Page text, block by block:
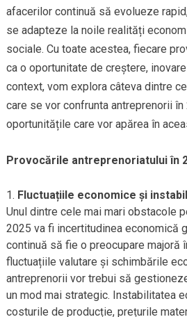
afacerilor continuă să evolueze
se adapteze la noile realități
sociale. Cu toate acestea, fiecare
ca o oportunitate de creștere,
context, vom explora câteva dintre
care se vor confrunta antreprenorii în
oportunitățile care vor apărea în
Provocările antreprenoriatului în
Fluctuațiile economice și
Unul dintre cele mai mari obstacole
2025 va fi incertitudinea economică
continuă să fie o preocupare majoră
fluctuațiile valutare și schimbările
antreprenorii vor trebui să
un mod mai strategic. Instabilitatea
costurile de producție, prețurile